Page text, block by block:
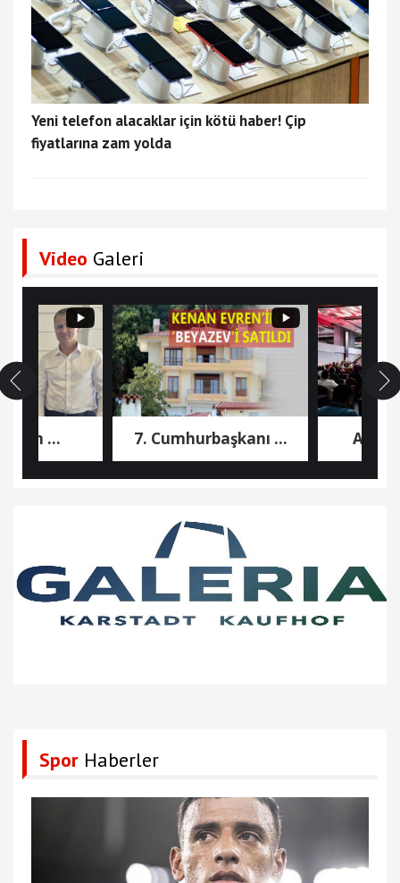
Yeni telefon alacaklar için kötü haber! Çip
fiyatlarına zam yolda
Video Galeri
... 7. Cumhurbaşkanı ... ATİK
Spor Haberler